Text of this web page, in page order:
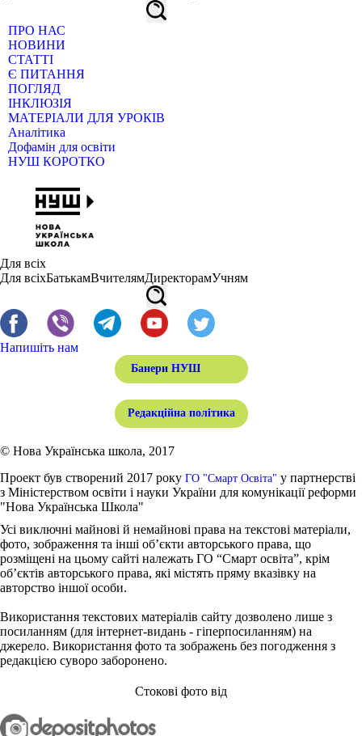
ПРО НАС
НОВИНИ
СТАТТІ
Є ПИТАННЯ
ПОГЛЯД
ІНКЛЮЗІЯ
МАТЕРІАЛИ ДЛЯ УРОКІВ
Аналітика
Дофамін для освіти
НУШ КОРОТКО
Для всіх
Для всіхБатькамВчителямДиректорамУчням
Напишіть нам
Банери НУШ
Редакційна політика
© Нова Українська школа, 2017
Проект був створений 2017 року ГО "Смарт Освіта" у партнерстві
з Міністерством освіти і науки України для комунікації реформи
"Нова Українська Школа"
Усі виключні майнові й немайнові права на текстові матеріали,
фото, зображення та інші об’єкти авторського права, що
розміщені на цьому сайті належать ГО “Смарт освіта”, крім
об’єктів авторського права, які містять пряму вказівку на
авторство іншої особи.
Використання текстових матеріалів сайту дозволено лише з
посиланням (для інтернет-видань - гіперпосиланням) на
джерело. Використання фото та зображень без погодження з
редакцією суворо заборонено.
Стокові фото від